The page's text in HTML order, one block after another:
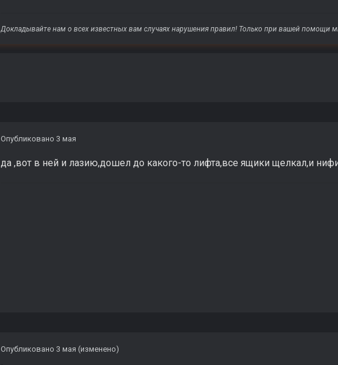
Докладывайте нам о всех известных вам случаях нарушения правил! Только при вашей помощи
Опубликовано 3 мая
да ,вот в ней и лазию,дошел до какого-то лифта,все ящики щелкал,и
Опубликовано 3 мая (изменено)